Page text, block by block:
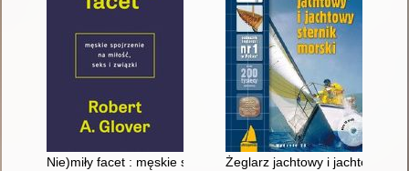
Nie)miły facet : męskie spojrzenie na miłość, seks i związki
Żeglarz jachtowy i jachtowy